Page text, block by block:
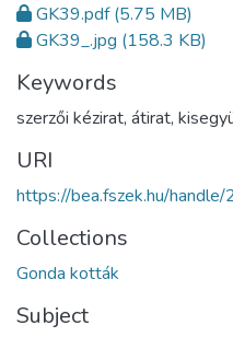
GK39.pdf(5.75 MB)
GK39_.jpg (158.3 KB)
Keywords
szerzői kézirat, átirat,
URI
https://bea.fszek.hu/
Collections
Gonda kották
Subject